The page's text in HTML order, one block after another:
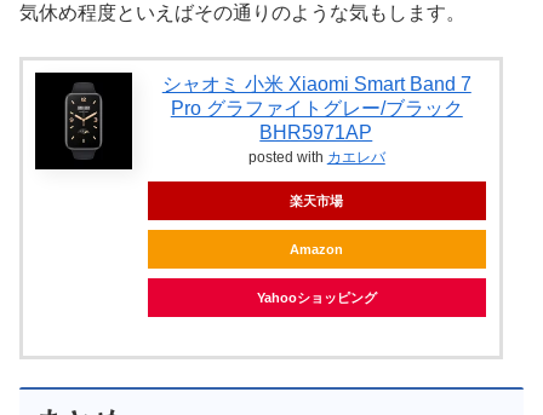
気休め程度といえばその通りのような気もします。
シャオミ 小米 Xiaomi Smart Band 7
Pro グラファイトグレー/ブラック
BHR5971AP
posted with カエレバ
楽天市場
Amazon
Yahooショッピング